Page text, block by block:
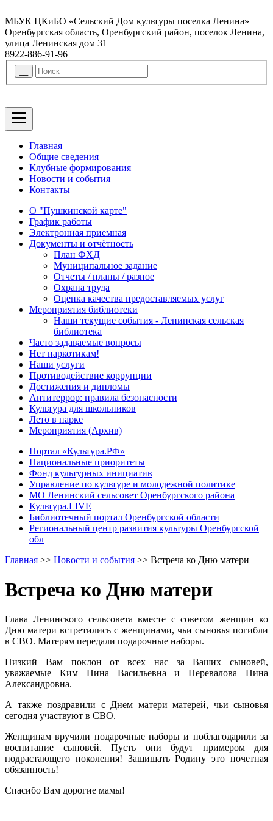
МБУК ЦКиБО «Сельский Дом культуры поселка Ленина»
Оренбургская область, Оренбургский район, поселок Ленина,
улица Ленинская дом 31
8922-886-91-96
Главная
Общие сведения
Клубные формирования
Новости и события
Контакты
О "Пушкинской карте"
График работы
Электронная приемная
Документы и отчётность
План ФХД
Муниципальное задание
Отчеты / планы / разное
Охрана труда
Оценка качества предоставляемых услуг
Мероприятия библиотеки
Наши текущие события - Ленинская сельская
библиотека
Часто задаваемые вопросы
Нет наркотикам!
Наши услуги
Противодействие коррупции
Достижения и дипломы
Антитеррор: правила безопасности
Культура для школьников
Лето в парке
Мероприятия (Архив)
Портал «Культура.РФ»
Национальные приоритеты
Фонд культурных инициатив
Управление по культуре и молодежной политике
МО Ленинский сельсовет Оренбургского района
Культура.LIVE
Библиотечный портал Оренбургской области
Региональный центр развития культуры Оренбургской
обл
Главная >> Новости и события >> Встреча ко Дню матери
Встреча ко Дню матери
Глава Ленинского сельсовета вместе с советом женщин ко
Дню матери встретились с женщинами, чьи сыновья погибли
в СВО. Матерям передали подарочные наборы.
Низкий Вам поклон от всех нас за Ваших сыновей,
уважаемые Ким Нина Васильевна и Перевалова Нина
Александровна.
А также поздравили с Днем матери матерей, чьи сыновья
сегодня участвуют в СВО.
Женщинам вручили подарочные наборы и поблагодарили за
воспитание сыновей. Пусть они будут примером для
подрастающего поколения! Защищать Родину это почетная
обязанность!
Спасибо Вам дорогие мамы!